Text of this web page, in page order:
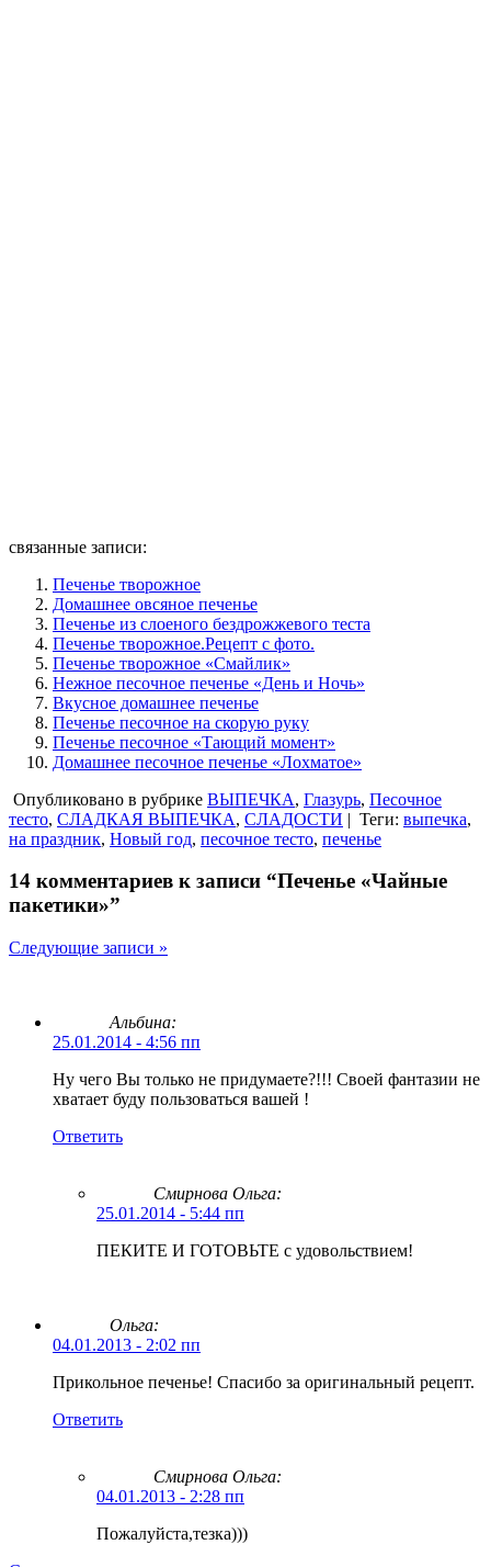
связанные записи:
Печенье творожное
Домашнее овсяное печенье
Печенье из слоеного бездрожжевого теста
Печенье творожное.Рецепт с фото.
Печенье творожное «Смайлик»
Нежное песочное печенье «День и Ночь»
Вкусное домашнее печенье
Печенье песочное на скорую руку
Печенье песочное «Тающий момент»
Домашнее песочное печенье «Лохматое»
Опубликовано в рубрике ВЫПЕЧКА, Глазурь, Песочное
тесто, СЛАДКАЯ ВЫПЕЧКА, СЛАДОСТИ | Теги: выпечка,
на праздник, Новый год, песочное тесто, печенье
14 комментариев к записи “Печенье «Чайные
пакетики»”
Следующие записи »
Альбина:
25.01.2014 - 4:56 пп
Ну чего Вы только не придумаете?!!! Своей фантазии не
хватает буду пользоваться вашей !
Ответить
Смирнова Ольга:
25.01.2014 - 5:44 пп
ПЕКИТЕ И ГОТОВЬТЕ с удовольствием!
Ольга:
04.01.2013 - 2:02 пп
Прикольное печенье! Спасибо за оригинальный рецепт.
Ответить
Смирнова Ольга:
04.01.2013 - 2:28 пп
Пожалуйста,тезка)))